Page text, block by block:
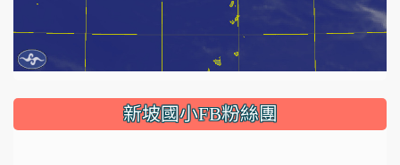
::: 新坡國小FB粉絲團